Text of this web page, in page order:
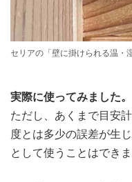
セリアの「壁に掛けられる温・
実際に使ってみました。
ただし、あくまで目安
度とは多少の誤差が生
として使うことはできま